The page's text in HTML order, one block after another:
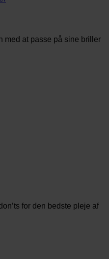
med at passe på sine briller
for den bedste pleje af